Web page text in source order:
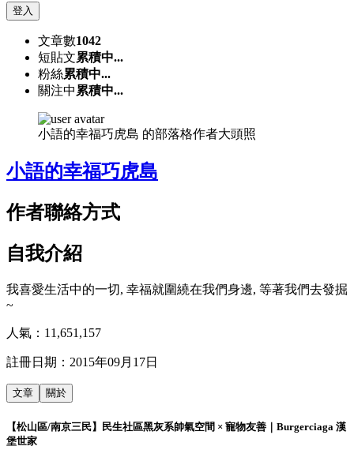
登入
文章數1042
短貼文累積中...
粉絲累積中...
關注中 累積中...
小語的幸福巧虎島 的部落格作者大頭照
小語的幸福巧虎島
作者聯絡方式
自我介紹
我喜愛生活中的一切, 幸福就圍繞在我們身邊, 等著我們去發掘
~
人氣： 11,651,157
註冊日期： 2015年09月17日
文章 關於
【松山區/南京三民】民生社區黑灰系帥氣空間 × 寵物友善｜Burgerciaga 漢
堡世家